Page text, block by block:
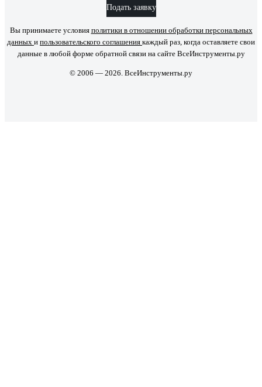
Подать заявку
Вы принимаете условия политики в отношении обработки персональных
данных и пользовательского соглашения каждый раз, когда оставляете свои
данные в любой форме обратной связи на сайте ВсеИнструменты.ру
© 2006 — 2026. ВсеИнструменты.ру